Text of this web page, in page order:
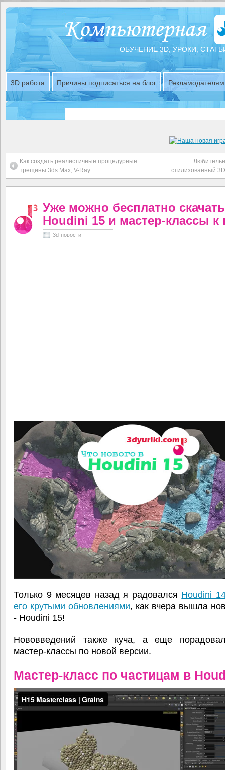
ОБУЧЕНИЕ 3D, УРОКИ,
3D работа Причины подписаться на блог Рекламодателям
Как создать реалистичные процедурные
трещины 3ds Max, V-Ray
стилизованный
Уже можно бесплатно скачать
Houdini 15 и мастер-классы к
3d-новости
Только 9 месяцев назад я радовался Houdini
его крутыми обновлениями, как вчера вышла
- Houdini 15!
Нововведений также куча, а еще
мастер-классы по новой версии.
Мастер-класс по частицам в